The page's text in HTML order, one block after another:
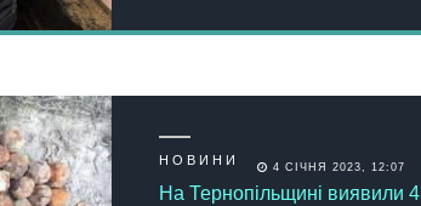
НОВИНИ 4 СІЧНЯ 2023, 12:07
На Тернопільщині виявили